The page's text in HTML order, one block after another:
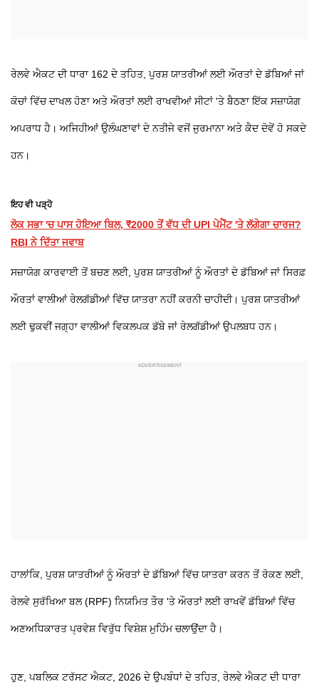
ਰੇਲਵੇ ਐਕਟ ਦੀ ਧਾਰਾ 162 ਦੇ ਤਹਿਤ, ਪੁਰਸ਼ ਯਾਤਰੀਆਂ ਲਈ ਔਰਤਾਂ ਦੇ ਡੱਬਿਆਂ ਜਾਂ
ਕੋਚਾਂ ਵਿੱਚ ਦਾਖਲ ਹੋਣਾ ਅਤੇ ਔਰਤਾਂ ਲਈ ਰਾਖਵੀਆਂ ਸੀਟਾਂ 'ਤੇ ਬੈਠਣਾ ਇੱਕ ਸਜ਼ਾਯੋਗ
ਅਪਰਾਧ ਹੈ। ਅਜਿਹੀਆਂ ਉਲੰਘਣਾਵਾਂ ਦੇ ਨਤੀਜੇ ਵਜੋਂ ਜੁਰਮਾਨਾ ਅਤੇ ਕੈਦ ਦੋਵੇਂ ਹੋ ਸਕਦੇ
ਹਨ।
ਇਹ ਵੀ ਪੜ੍ਹੋ
ਲੋਕ ਸਭਾ 'ਚ ਪਾਸ ਹੋਇਆ ਬਿਲ, ₹2000 ਤੋਂ ਵੱਧ ਦੀ UPI ਪੇਮੈਂਟ 'ਤੇ ਲੱਗੇਗਾ ਚਾਰਜ?
RBI ਨੇ ਦਿੱਤਾ ਜਵਾਬ
ਸਜ਼ਾਯੋਗ ਕਾਰਵਾਈ ਤੋਂ ਬਚਣ ਲਈ, ਪੁਰਸ਼ ਯਾਤਰੀਆਂ ਨੂੰ ਔਰਤਾਂ ਦੇ ਡੱਬਿਆਂ ਜਾਂ ਸਿਰਫ਼
ਔਰਤਾਂ ਵਾਲੀਆਂ ਰੇਲਗੱਡੀਆਂ ਵਿੱਚ ਯਾਤਰਾ ਨਹੀਂ ਕਰਨੀ ਚਾਹੀਦੀ। ਪੁਰਸ਼ ਯਾਤਰੀਆਂ
ਲਈ ਢੁਕਵੀਂ ਜਗ੍ਹਾ ਵਾਲੀਆਂ ਵਿਕਲਪਕ ਡੱਬੇ ਜਾਂ ਰੇਲਗੱਡੀਆਂ ਉਪਲਬਧ ਹਨ।
ਹਾਲਾਂਕਿ, ਪੁਰਸ਼ ਯਾਤਰੀਆਂ ਨੂੰ ਔਰਤਾਂ ਦੇ ਡੱਬਿਆਂ ਵਿੱਚ ਯਾਤਰਾ ਕਰਨ ਤੋਂ ਰੋਕਣ ਲਈ,
ਰੇਲਵੇ ਸੁਰੱਖਿਆ ਬਲ (RPF) ਨਿਯਮਿਤ ਤੌਰ 'ਤੇ ਔਰਤਾਂ ਲਈ ਰਾਖਵੇਂ ਡੱਬਿਆਂ ਵਿੱਚ
ਅਣਅਧਿਕਾਰਤ ਪ੍ਰਵੇਸ਼ ਵਿਰੁੱਧ ਵਿਸ਼ੇਸ਼ ਮੁਹਿੰਮ ਚਲਾਉਂਦਾ ਹੈ।
ਹੁਣ, ਪਬਲਿਕ ਟਰੱਸਟ ਐਕਟ, 2026 ਦੇ ਉਪਬੰਧਾਂ ਦੇ ਤਹਿਤ, ਰੇਲਵੇ ਐਕਟ ਦੀ ਧਾਰਾ